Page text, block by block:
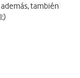
también